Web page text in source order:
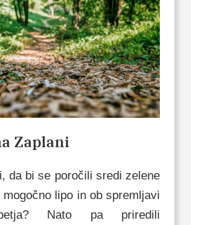
Zaplani
da bi se poročili sredi zelene
mogočno lipo in ob spremljavi
Nato pa priredili